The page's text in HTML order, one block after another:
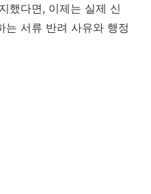
했다면, 이제는 실제 신
는 서류 반려 사유와 행정